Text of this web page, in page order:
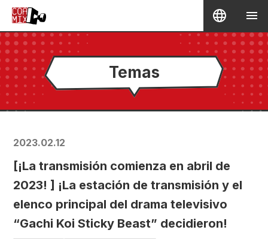
Temas
2023.02.12
[¡La transmisión comienza en abril de
2023! ] ¡La estación de transmisión y el
elenco principal del drama televisivo
“Gachi Koi Sticky Beast” decidieron!